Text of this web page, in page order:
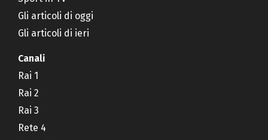
Gli articoli di oggi
Gli articoli di ieri
Canali
Rai 1
Rai 2
Rai 3
Rete 4